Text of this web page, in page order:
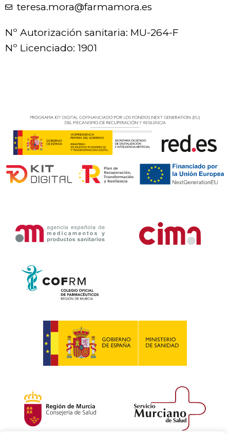
teresa.mora@farmamora.es
Nº Autorización sanitaria: MU-264-F
Nº Licenciado: 1901